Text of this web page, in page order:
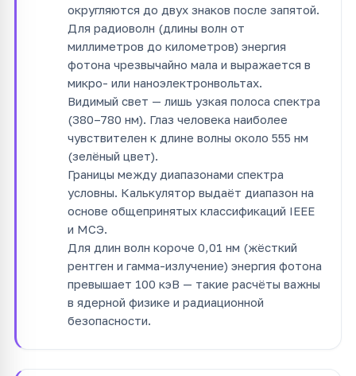
округляются до двух знаков после запятой.
Для радиоволн (длины волн от
миллиметров до километров) энергия
фотона чрезвычайно мала и выражается в
микро- или наноэлектронвольтах.
Видимый свет — лишь узкая полоса спектра
(380–780 нм). Глаз человека наиболее
чувствителен к длине волны около 555 нм
(зелёный цвет).
Границы между диапазонами спектра
условны. Калькулятор выдаёт диапазон на
основе общепринятых классификаций IEEE
и МСЭ.
Для длин волн короче 0,01 нм (жёсткий
рентген и гамма-излучение) энергия фотона
превышает 100 кэВ — такие расчёты важны
в ядерной физике и радиационной
безопасности.